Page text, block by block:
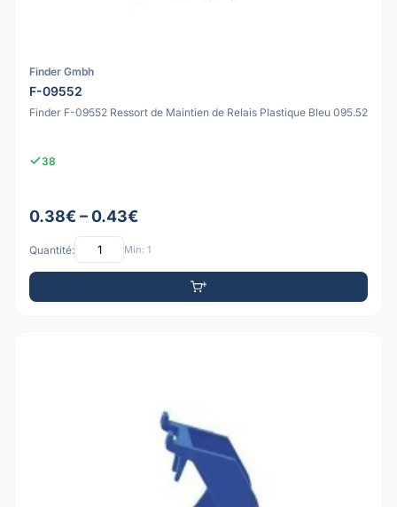
Finder Gmbh
F-09552
Finder F-09552 Ressort de Maintien de Relais Plastique Bleu 095.52
38
0.38€ – 0.43€
Quantité: Min: 1